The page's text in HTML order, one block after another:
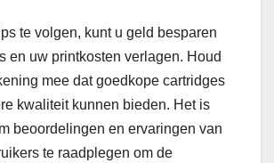
te volgen, kunt u geld besparen
en uw printkosten verlagen. Houd
mee dat goedkope cartridges
kwaliteit kunnen bieden. Het is
beoordelingen en ervaringen van
te raadplegen om de